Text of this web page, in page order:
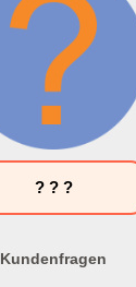
? ? ?
Kundenfragen